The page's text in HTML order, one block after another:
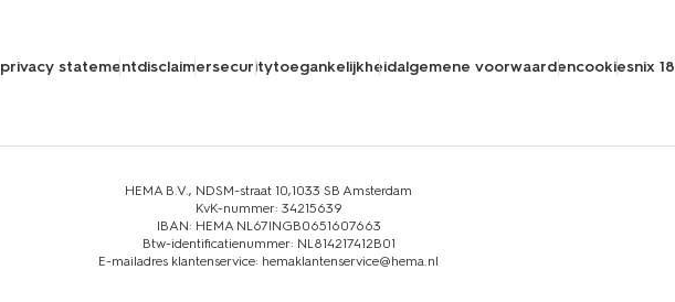
privacy statementdisclaimersecuritytoegankelijkheidalgemene voorwaardencookiesnix 18
HEMA B.V., NDSM-straat 10,1033 SB Amsterdam
KvK-nummer: 34215639
IBAN: HEMA NL67INGB0651607663
Btw-identificatienummer: NL814217412B01
E-mailadres klantenservice: hemaklantenservice@hema.nl